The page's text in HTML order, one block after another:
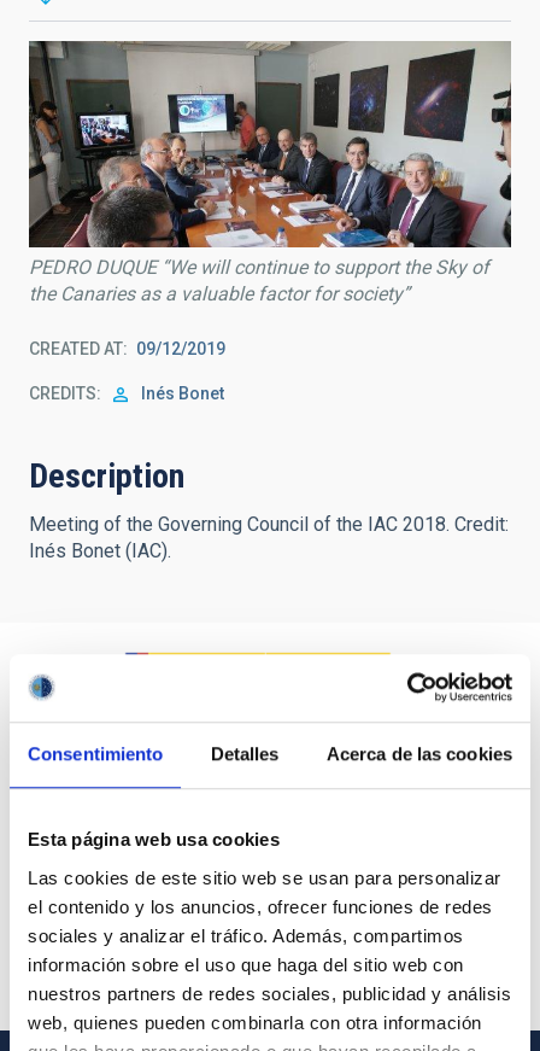
Consentimiento Detalles Acerca de las cookies
Esta página web usa cookies
Las cookies de este sitio web se usan para personalizar
el contenido y los anuncios, ofrecer funciones de redes
sociales y analizar el tráfico. Además, compartimos
información sobre el uso que haga del sitio web con
nuestros partners de redes sociales, publicidad y análisis
web, quienes pueden combinarla con otra información
PEDRO DUQUE “We will continue to support the Sky of
the Canaries as a valuable factor for society”
CREATED AT 09/12/2019
CREDITS Inés Bonet
Description
Meeting of the Governing Council of the IAC 2018. Credit:
Inés Bonet (IAC).